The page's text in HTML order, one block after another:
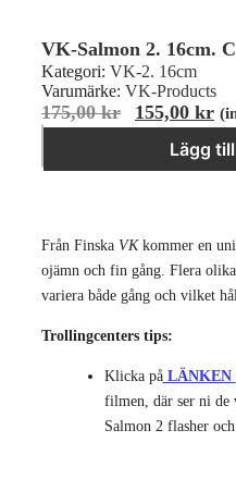
VK-Salmon 2. 16cm.
175,00kr
Det
priset
155,00 kr
VK-Salmon 2. 16cm.
Lägg
Kategori: VK-2. 16cm
Varumärke: VK-Products
Från Finska VKkommer en
ojämn och fin gång. Flera
variera både gång och vilket
Trollingcenters tips:
Klicka på LÄNKEN
filmen, där ser ni de
Salmon 2 flasher